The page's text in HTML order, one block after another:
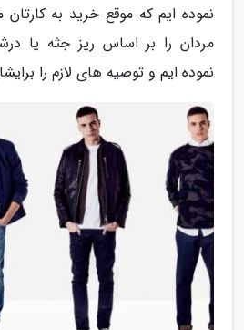
نموده ایم که موقع خرید به کارتان
مردان را بر اساس ریز جثه یا
نموده ایم و توصیه های لازم را